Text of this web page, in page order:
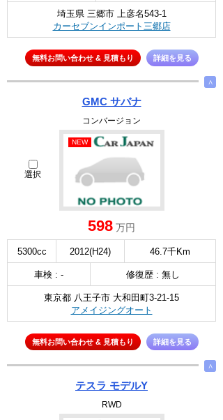
埼玉県 三郷市 上彦名543-1
カーセブンインポート三郷店
無料お問い合わせ & 見積もり 詳細を見る
∧
GMC サバナ
コンバージョン
選択
NEW
598 万円
5300cc 2012(H24) 46.7千Km
車検 : - 修復歴 : 無し
東京都 八王子市 大和田町3-21-15
アメイジングオート
無料お問い合わせ & 見積もり 詳細を見る
∧
テスラ モデルY
RWD